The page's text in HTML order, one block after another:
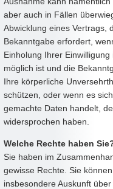
aber auch in Fällen
Abwicklung eines Vertrags,
Bekanntgabe erfordert,
Einholung Ihrer
möglich ist und die
Ihre körperliche
schützen, oder wenn es
gemachte Daten handelt,
widersprochen haben.
Welche Rechte haben
Sie haben im
gewisse Rechte. Sie
insbesondere Auskunft